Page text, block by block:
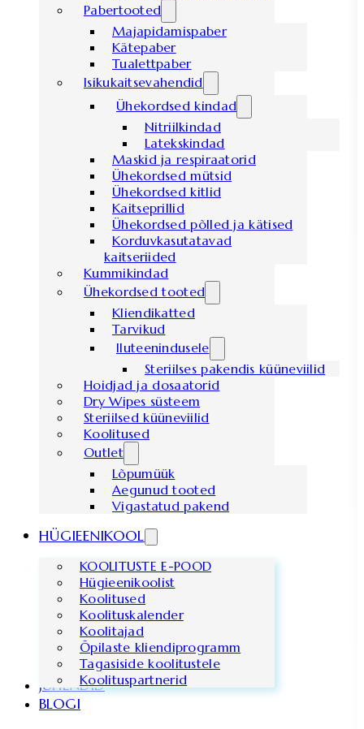
Pabertooted
Majapidamispaber
Kätepaber
Tualettpaber
Isikukaitsevahendid
Ühekordsed kindad
Nitriilkindad
Latekskindad
Maskid ja respiraatorid
Ühekordsed mütsid
Ühekordsed kitlid
Kaitseprillid
Ühekordsed põlled ja kätised
Korduvkasutatavad
kaitseriided
Kummikindad
Ühekordsed tooted
Kliendikatted
Tarvikud
Iluteenindusele
Steriilses pakendis küüneviilid
Hoidjad ja dosaatorid
Dry Wipes süsteem
Steriilsed küüneviilid
Koolitused
Outlet
Lõpumüük
Aegunud tooted
Vigastatud pakend
HÜGIEENIKOOL
KOOLITUSTE E-POOD
Hügieenikoolist
Koolitused
Koolituskalender
Koolitajad
Õpilaste kliendiprogramm
Tagasiside koolitustele
Koolituspartnerid
JUHENDID
BLOGI